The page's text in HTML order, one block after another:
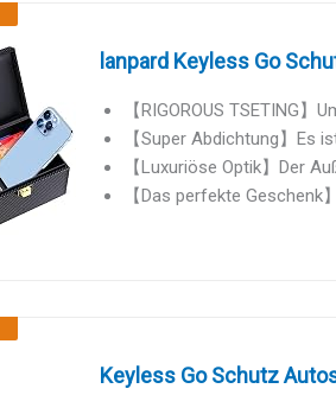
lanpard Keyless Go
【RIGOROUS TSETING
【Super Abdichtung】Es
【Luxuriöse Optik】Der
【Das perfekte
Keyless Go Schutz